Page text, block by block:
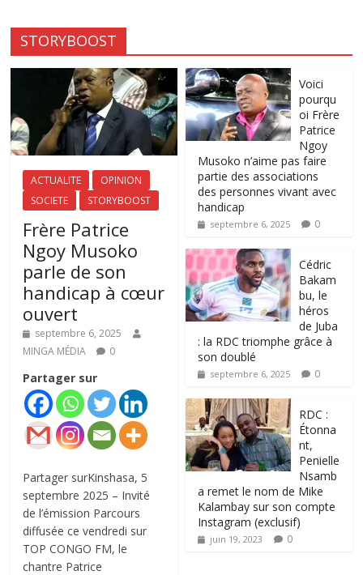
STORYBOOST
ACTUALITE
OPINION
SOCIETE
STORYBOOST
Frère Patrice
Ngoy Musoko
parle de son
handicap à cœur
ouvert
septembre 6, 2025
MINGA MÉDIA
0
Partager sur
Partager surKinshasa, 5
septembre 2025 – Invité
de l’émission Parcours
diffusée ce vendredi sur
TOP CONGO FM, le
chantre Patrice
Voici
pourqu
oi Frère
Patrice
Ngoy
Musoko n’aime pas faire
partie des associations
des personnes vivant avec
handicap
septembre 6, 2025 0
‎Cédric
Bakam
bu, le
héros
de Juba
: la RDC triomphe grâce à
son doublé
septembre 6, 2025 0
RDC :
Étonna
nt,
Penielle
Nsamb
a remet le nom de Mike
Kalambay sur son compte
Instagram (exclusif)
juin 19, 2023 0